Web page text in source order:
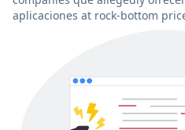
aplicaciones at rock-bottom